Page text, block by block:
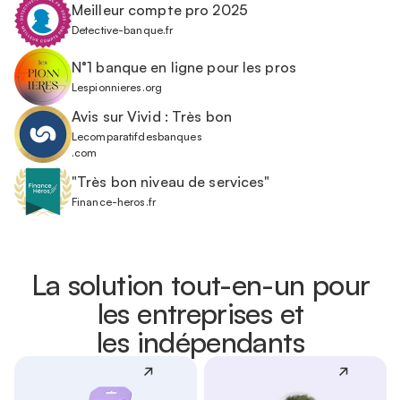
Meilleur compte pro 2025
Detective-banque.fr
N°1 banque en ligne pour les pros
Lespionnieres.org
Avis sur Vivid : Très bon
Lecomparatifdesbanques
.com
"Très bon niveau de services"
Finance-heros.fr
La solution tout-en-un pour
les entreprises et
les indépendants